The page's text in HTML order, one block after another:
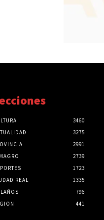
3460
3275
2991
2739
1723
REAL
1335
796
441